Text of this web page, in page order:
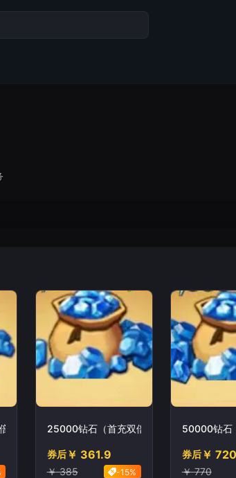
） 25000钻石（首充双倍）
券后￥ 361.9
￥ 385 -15%
50000钻石
券后￥ 720
￥ 770